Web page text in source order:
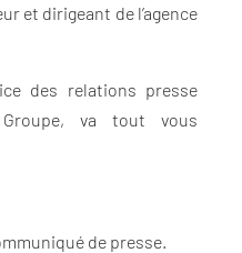
et dirigeant de l’agence
des relations presse
Groupe, va tout vous
de presse.